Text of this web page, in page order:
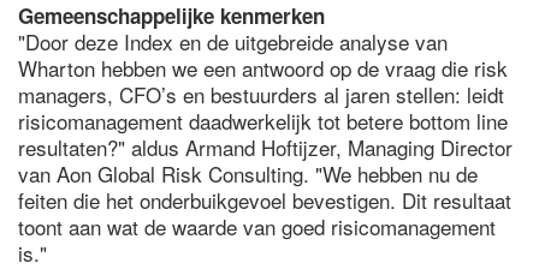
Gemeenschappelijke kenmerken
"Door deze Index en de uitgebreide analyse van
Wharton hebben we een antwoord op de vraag die risk
managers, CFO’s en bestuurders al jaren stellen: leidt
risicomanagement daadwerkelijk tot betere bottom line
resultaten?" aldus Armand Hoftijzer, Managing Director
van Aon Global Risk Consulting. "We hebben nu de
feiten die het onderbuikgevoel bevestigen. Dit resultaat
toont aan wat de waarde van goed risicomanagement
is."